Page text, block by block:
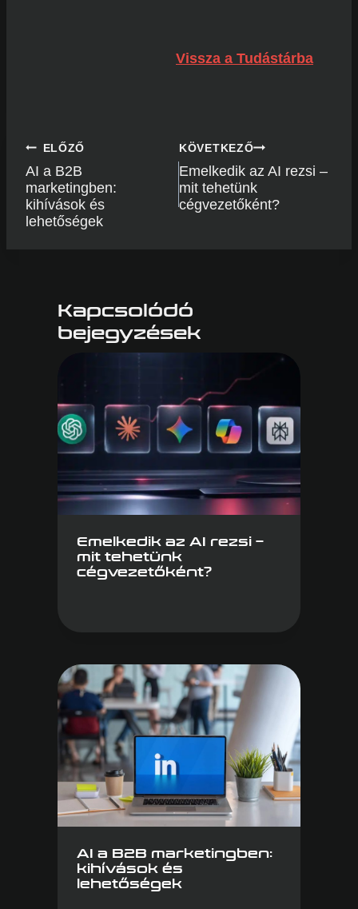
Vissza a Tudástárba
Bejegyzés
navigáció
ELŐZŐ
AI a B2B
marketingben:
kihívások és
lehetőségek
KÖVETKEZŐ
Emelkedik az AI rezsi –
mit tehetünk
cégvezetőként?
Kapcsolódó
bejegyzések
Emelkedik az AI rezsi –
mit tehetünk
cégvezetőként?
AI a B2B marketingben:
kihívások és
lehetőségek